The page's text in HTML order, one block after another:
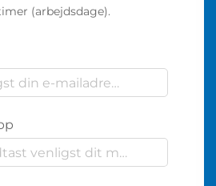
(arbejdsdage).